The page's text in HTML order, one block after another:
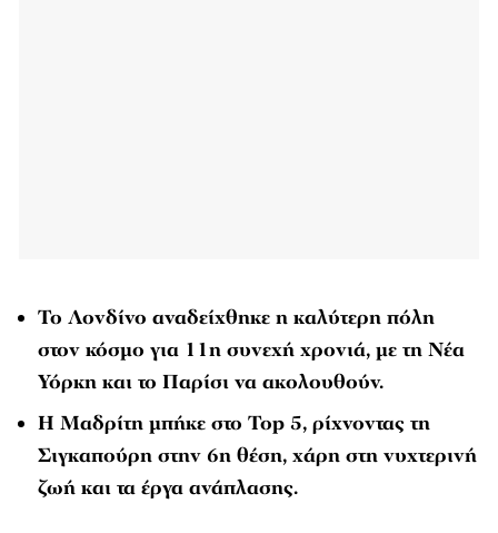
Το Λονδίνο αναδείχθηκε η καλύτερη πόλη
στον κόσμο για 11η συνεχή χρονιά, με τη Νέα
Υόρκη και το Παρίσι να ακολουθούν.
Η Μαδρίτη μπήκε στο Top 5, ρίχνοντας τη
Σιγκαπούρη στην 6η θέση, χάρη στη νυχτερινή
ζωή και τα έργα ανάπλασης.